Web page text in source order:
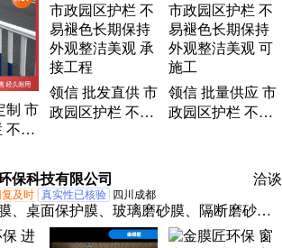
路护栏、京式防护栏、莲花金色护栏、黄
京式机非护栏、交通护栏、市政道路护
、铝艺围墙护栏
制 市
不易
厂家
领信 批发直供 市
政园区护栏 不易
工程
领信 批量供应 市
政园区护栏 不易
保科技有限公司 洽谈
复及时 真实性已核验 四川成都
、桌面保护膜、玻璃磨砂膜、隔断磨砂